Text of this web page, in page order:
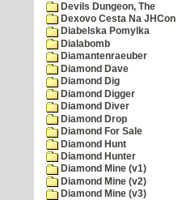
Devils Dungeon, The
Dexovo Cesta Na JHCon
Diabelska Pomylka
Dialabomb
Diamantenraeuber
Diamond Dave
Diamond Dig
Diamond Digger
Diamond Diver
Diamond Drop
Diamond For Sale
Diamond Hunt
Diamond Hunter
Diamond Mine (v1)
Diamond Mine (v2)
Diamond Mine (v3)